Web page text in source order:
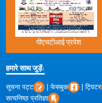
प्रवेश
हमारे साथ जुड़ें:
सूचना पट्ट | फेसबुक | ट्विटर
सत्यनिष्ठा प्रतिज्ञा